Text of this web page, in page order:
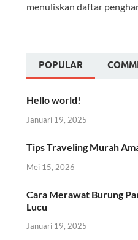
menuliskan daftar
POPULAR
Hello world!
Januari 19, 2025
Tips Traveling Murah
Mei 15, 2026
Cara Merawat Burung
Lucu
Januari 19, 2025